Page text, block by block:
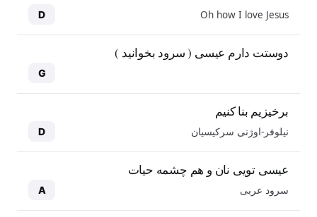
Oh how I love Jesus
D
دوستت دارم عیسی ( سرود بخوانید )
G
برخیزیم بنا کنیم
نیلوفر-اوژنی سرکیسیان D
عیسی تویی نان و هم چشمه حیات
سرود عربی A